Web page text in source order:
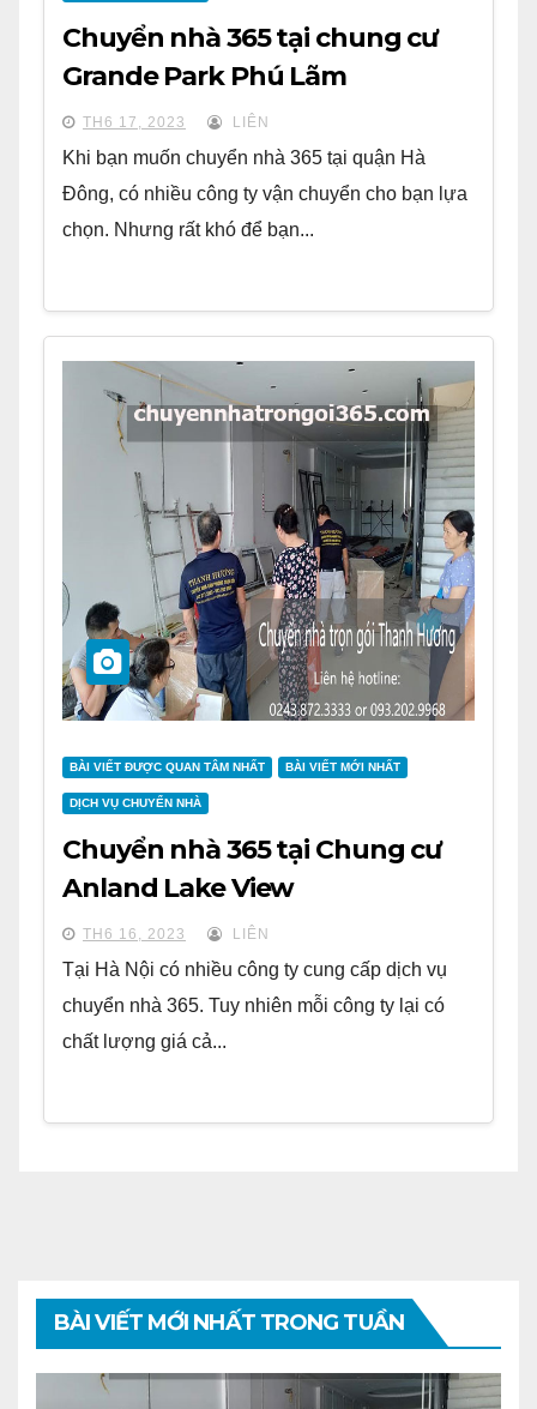
Chuyển nhà 365 tại chung cư
Grande Park Phú Lãm
TH6 17, 2023 LIÊN
Khi bạn muốn chuyển nhà 365 tại quận Hà
Đông, có nhiều công ty vận chuyển cho bạn lựa
chọn. Nhưng rất khó để bạn...
BÀI VIẾT ĐƯỢC QUAN TÂM NHẤT BÀI VIẾT MỚI NHẤT
DỊCH VỤ CHUYỂN NHÀ
Chuyển nhà 365 tại Chung cư
Anland Lake View
TH6 16, 2023 LIÊN
Tại Hà Nội có nhiều công ty cung cấp dịch vụ
chuyển nhà 365. Tuy nhiên mỗi công ty lại có
chất lượng giá cả...
BÀI VIẾT MỚI NHẤT TRONG TUẦN